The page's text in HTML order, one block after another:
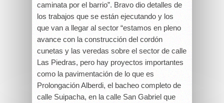
caminata por el barrio”. Bravo dio detalles de
los trabajos que se están ejecutando y los
que van a llegar al sector “estamos en pleno
avance con la construcción del cordón
cunetas y las veredas sobre el sector de calle
Las Piedras, pero hay proyectos importantes
como la pavimentación de lo que es
Prolongación Alberdi, el bacheo completo de
calle Suipacha, en la calle San Gabriel que